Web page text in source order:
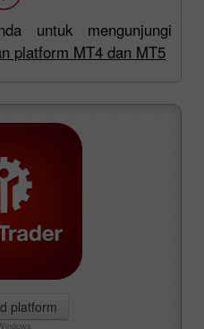
untuk mengunjungi
platform MT4 dan MT5
platform